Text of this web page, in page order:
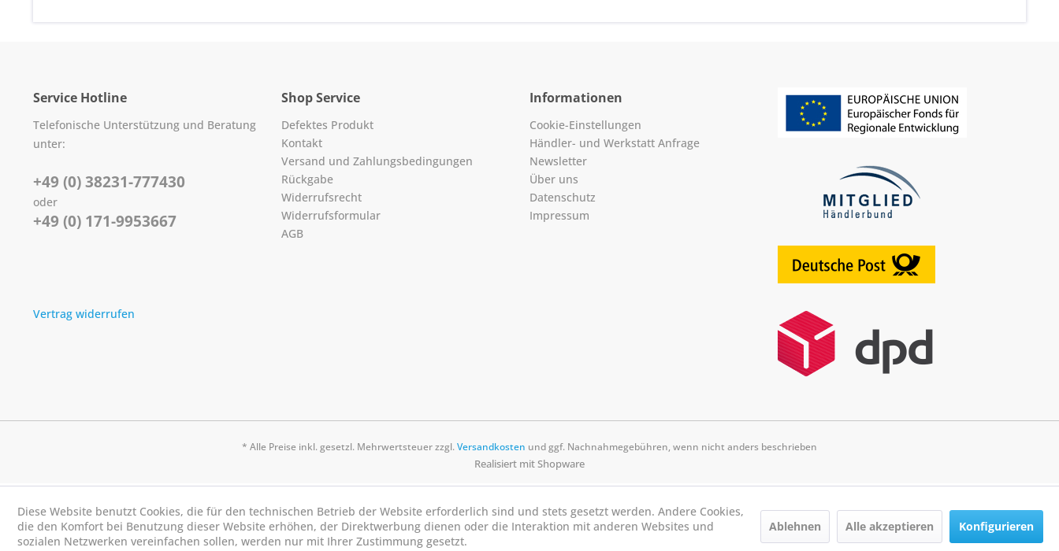
Service Hotline
Telefonische Unterstützung und Beratung
unter:
+49 (0) 38231-777430
oder
+49 (0) 171-9953667
Vertrag widerrufen
Shop Service
Defektes Produkt
Kontakt
Versand und Zahlungsbedingungen
Rückgabe
Widerrufsrecht
Widerrufsformular
AGB
Informationen
Cookie-Einstellungen
Händler- und Werkstatt Anfrage
Newsletter
Über uns
Datenschutz
Impressum
* Alle Preise inkl. gesetzl. Mehrwertsteuer zzgl.Versandkosten und ggf. Nachnahmegebühren, wenn nicht anders beschrieben
Realisiert mit Shopware
Diese Website benutzt Cookies, die für den technischen Betrieb der Website erforderlich sind und stets gesetzt werden. Andere Cookies,
die den Komfort bei Benutzung dieser Website erhöhen, der Direktwerbung dienen oder die Interaktion mit anderen Websites und
sozialen Netzwerken vereinfachen sollen, werden nur mit Ihrer Zustimmung gesetzt.
Ablehnen Alle akzeptieren Konfigurieren